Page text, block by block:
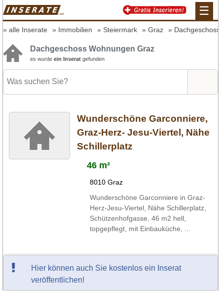
☰
alle Inserate Immobilien Steiermark Graz
Dachgeschoss Wohnungen Graz
es wurde ein Inserat gefunden
Wunderschöne Garconniere,
Graz-Herz- Jesu-Viertel, Nähe
Schillerplatz
46 m²
8010 Graz
Wunderschöne Garconniere in Graz-
Herz-Jesu-Viertel, Nähe Schillerplatz,
Schützenhofgasse, 46 m2 hell,
topgepflegt, mit Einbauküche, ...
Hier können auch Sie kostenlos ein Inserat
veröffentlichen!